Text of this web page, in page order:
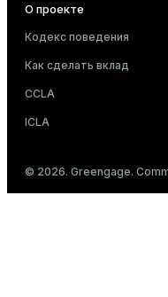
О проекте
Кодекс поведения
Как сделать вклад
CCLA
ICLA
© 2026. Greengage.